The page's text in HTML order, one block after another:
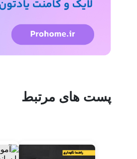
پست های مرتبط